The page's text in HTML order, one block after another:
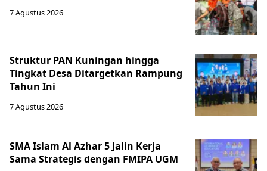
7 Agustus 2026
Struktur PAN Kuningan hingga
Tingkat Desa Ditargetkan Rampung
Tahun Ini
7 Agustus 2026
SMA Islam Al Azhar 5 Jalin Kerja
Sama Strategis dengan FMIPA UGM